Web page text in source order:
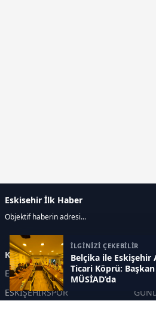
İLGİNİZİ ÇEKEBİLİR
Belçika ile Eskişehir
Ticari Köprü: Başkan
MÜSİAD’da
Eskisehir İlk Haber
Objektif haberin adresi...
Kategoriler
ESKİŞEHİR
ESKİŞEHİRSPOR